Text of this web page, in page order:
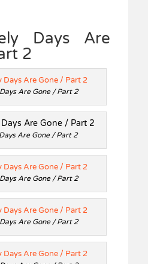
Days Are
2
Are Gone / Part 2
Are Gone / Part 2
Are Gone / Part 2
Are Gone / Part 2